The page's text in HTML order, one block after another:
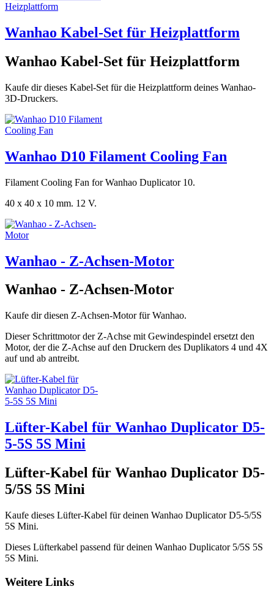
Wanhao Kabel-Set für Heizplattform
Wanhao Kabel-Set für Heizplattform
Kaufe dir dieses Kabel-Set für die Heizplattform deines Wanhao-
3D-Druckers.
Wanhao D10 Filament Cooling Fan
Filament Cooling Fan for Wanhao Duplicator 10.
40 x 40 x 10 mm. 12 V.
Wanhao - Z-Achsen-Motor
Wanhao - Z-Achsen-Motor
Kaufe dir diesen Z-Achsen-Motor für Wanhao.
Dieser Schrittmotor der Z-Achse mit Gewindespindel ersetzt den
Motor, der die Z-Achse auf den Druckern des Duplikators 4 und 4X
auf und ab antreibt.
Lüfter-Kabel für Wanhao Duplicator D5-
5-5S 5S Mini
Lüfter-Kabel für Wanhao Duplicator D5-
5/5S 5S Mini
Kaufe dieses Lüfter-Kabel für deinen Wanhao Duplicator D5-5/5S
5S Mini.
Dieses Lüfterkabel passend für deinen Wanhao Duplicator 5/5S 5S
5S Mini.
Weitere Links